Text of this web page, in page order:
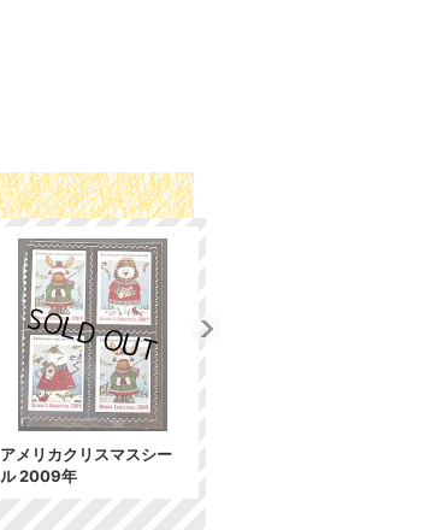
アメリカクリスマスシー
ル 2009年